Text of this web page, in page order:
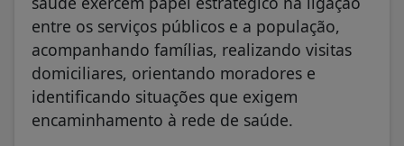
entre os serviços públicos e a população,
acompanhando famílias, realizando visitas
domiciliares, orientando moradores e
identificando situações que exigem
encaminhamento à rede de saúde.